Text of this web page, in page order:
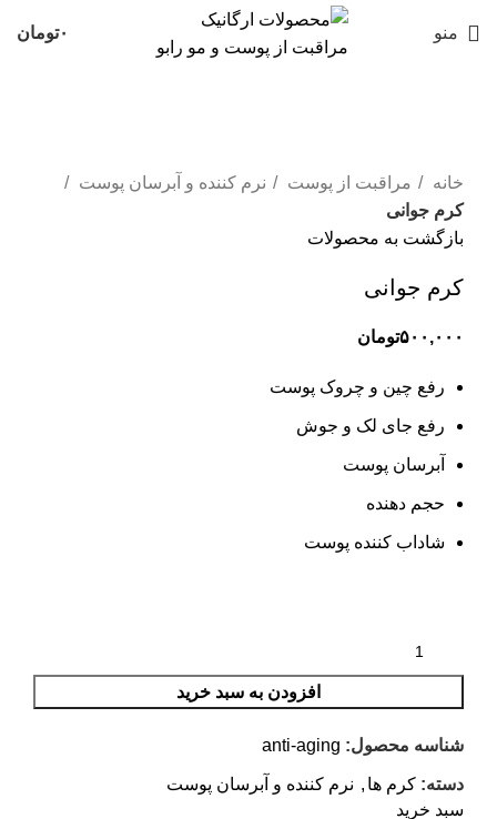
منو ۰تومان
خانه
مراقبت از پوست
نرم کننده و آبرسان پوست
کرم جوانی
بازگشت به محصولات
کرم جوانی
۵۰۰,۰۰۰تومان
رفع چین و چروک پوست
رفع جای لک و جوش
آبرسان پوست
حجم دهنده
شاداب کننده پوست
افزودن به سبد خرید
شناسه محصول: anti-aging
دسته: کرم ها , نرم کننده و آبرسان پوست
سبد خرید